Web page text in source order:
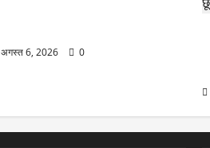
अगस्त 6, 2026 0